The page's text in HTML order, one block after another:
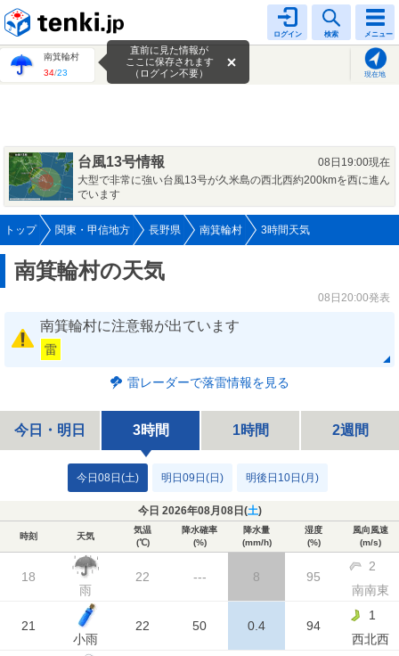
ログイン 検索 メニュー
南箕輪村
34/23 現在地
直前に見た情報が
ここに保存されます
（ログイン不要）
台風13号情報
08日19:00現在
大型で非常に強い台風13号が久米島の西北西約200kmを西に進ん
でいます
トップ 関東・甲信地方 長野県 南箕輪村 3時間天気
南箕輪村の天気
08日20:00発表
南箕輪村に注意報が出ています
雷
雷レーダーで落雷情報を見る
今日・明日 3時間 1時間 2週間
今日08日(土) 明日09日(日) 明後日10日(月)
今日 2026年08月08日(土)
時刻 天気
気温
(℃)
降水確率
(%)
降水量
(mm/h)
湿度
(%)
風向風速
(m/s)
18
雨
22 --- 8 95
2
南南東
21
小雨
22 50 0.4 94
1
西北西